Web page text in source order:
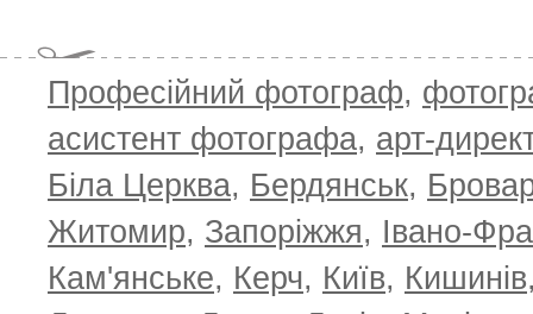
Професійний фотограф,
асистент фотографа, арт-
Біла Церква, Бердянськ,
Житомир, Запоріжжя, Івано-
Кам'янське, Керч, Київ, Кишинів